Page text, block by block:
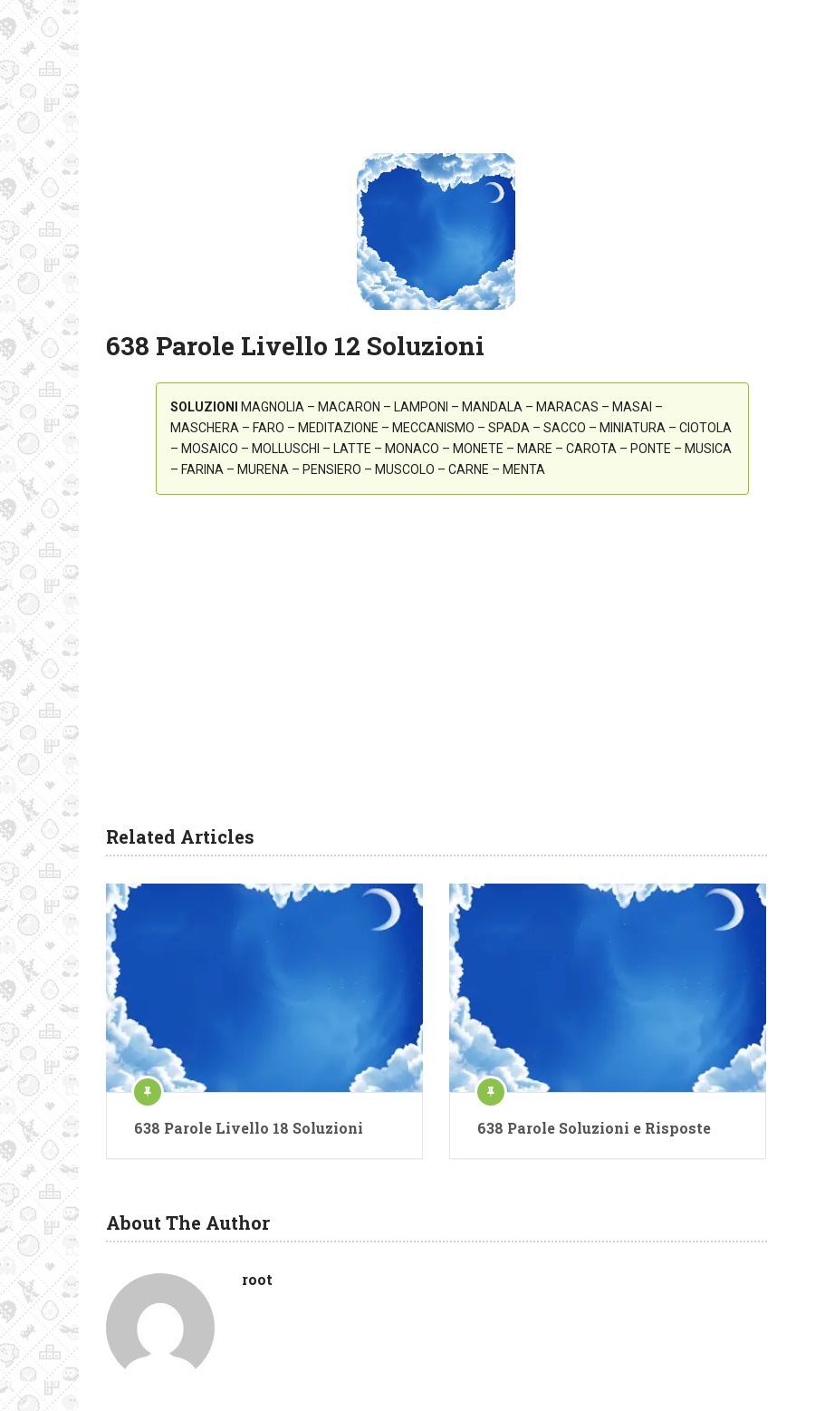
638 Parole Livello 12 Soluzioni
SOLUZIONI
MAGNOLIA – MACARON – LAMPONI – MANDALA – MARACAS – MASAI –
MASCHERA – FARO – MEDITAZIONE – MECCANISMO – SPADA – SACCO – MINIATURA – CIOTOLA
– MOSAICO – MOLLUSCHI – LATTE – MONACO – MONETE – MARE – CAROTA – PONTE – MUSICA
– FARINA – MURENA – PENSIERO – MUSCOLO – CARNE – MENTA
Related Articles
638 Parole Livello 18 Soluzioni 638 Parole Soluzioni e Risposte
About The Author
root